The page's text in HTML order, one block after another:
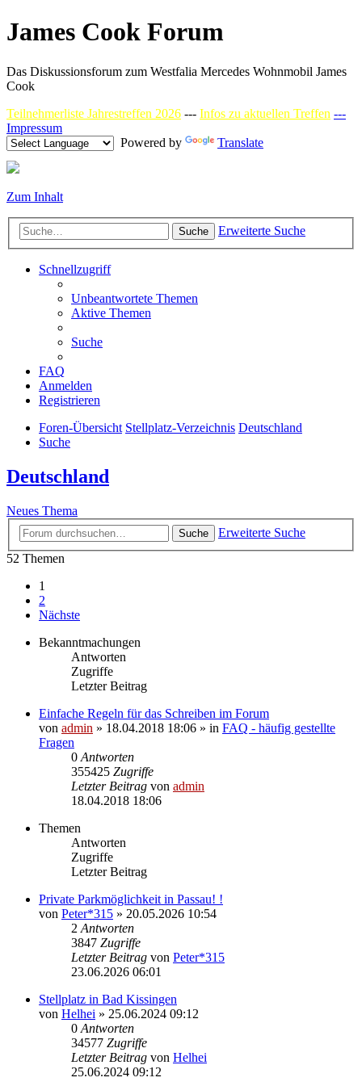
James Cook Forum
Das Diskussionsforum zum Westfalia Mercedes Wohnmobil James
Cook
Teilnehmerliste Jahrestreffen 2026 --- Infos zu aktuellen Treffen ---
Impressum
Powered by
Translate
Zum Inhalt
Suche Erweiterte Suche
Schnellzugriff
Unbeantwortete Themen
Aktive Themen
Suche
FAQ
Anmelden
Registrieren
Foren-Übersicht Stellplatz-Verzeichnis Deutschland
Suche
Deutschland
Neues Thema
Suche
Erweiterte Suche
52 Themen
1
2
Nächste
Bekanntmachungen
Antworten
Zugriffe
Letzter Beitrag
Einfache Regeln für das Schreiben im Forum
von admin » 18.04.2018 18:06 » in FAQ - häufig gestellte
Fragen
0 Antworten
355425 Zugriffe
Letzter Beitrag von admin
18.04.2018 18:06
Themen
Antworten
Zugriffe
Letzter Beitrag
Private Parkmöglichkeit in Passau! !
von Peter*315 » 20.05.2026 10:54
2 Antworten
3847 Zugriffe
Letzter Beitrag von Peter*315
23.06.2026 06:01
Stellplatz in Bad Kissingen
von Helhei » 25.06.2024 09:12
0 Antworten
34577 Zugriffe
Letzter Beitrag von Helhei
25.06.2024 09:12